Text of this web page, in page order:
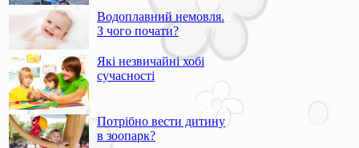
Водоплавний немовля.
З чого почати?
Які незвичайні хобі
сучасності
Потрібно вести дитину
в зоопарк?